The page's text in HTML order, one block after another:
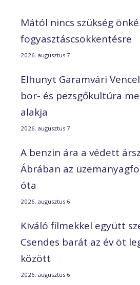
Mától nincs szükség
fogyasztáscsökkentésre
2026. augusztus 7.
Elhunyt Garamvári
bor- és pezsgőkultúra
alakja
2026. augusztus 7.
A benzin ára a védett
Ábrában az
óta
2026. augusztus 6.
Kiváló filmekkel együtt
Csendes barát az év öt
között
2026. augusztus 6.